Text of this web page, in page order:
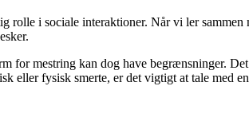
rolle i sociale interaktioner. Når vi ler
for mestring kan dog have begrænsninger.
eller fysisk smerte, er det vigtigt at tale med